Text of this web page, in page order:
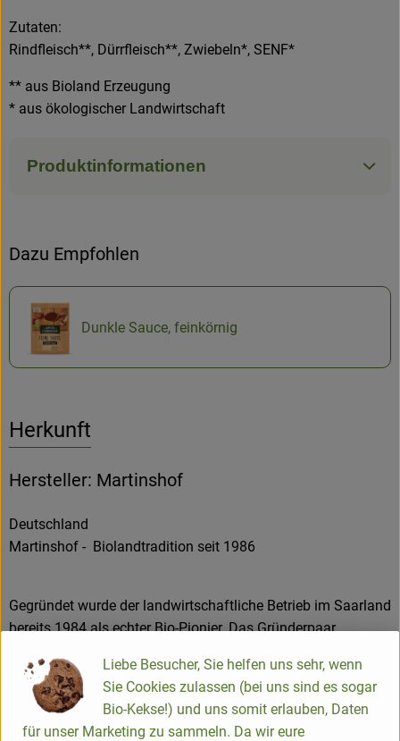
Zutaten:
Rindfleisch**, Dürrfleisch**, Zwiebeln*, SENF*
** aus Bioland Erzeugung
* aus ökologischer Landwirtschaft
Produktinformationen
Dazu Empfohlen
Dunkle Sauce, feinkörnig
Herkunft
Hersteller: Martinshof
Deutschland
Martinshof - Biolandtradition seit 1986
Gegründet wurde der landwirtschaftliche Betrieb im Saarland
bereits 1984 als echter Bio-Pionier. Das Gründerpaar
einer Milchziegenhaltung, Mutterkuh-Herde, Gemüsebau und
Ackerbau. 1986 erfolgte die Bioland-Anerkennung.
Heute bewirtschaftet der junge Landwirt Martin Stoll die
Liebe Besucher, Sie helfen uns sehr, wenn
Sie Cookies zulassen (bei uns sind es sogar
Bio-Kekse!) und uns somit erlauben, Daten
für unser Marketing zu sammeln. Da wir eure